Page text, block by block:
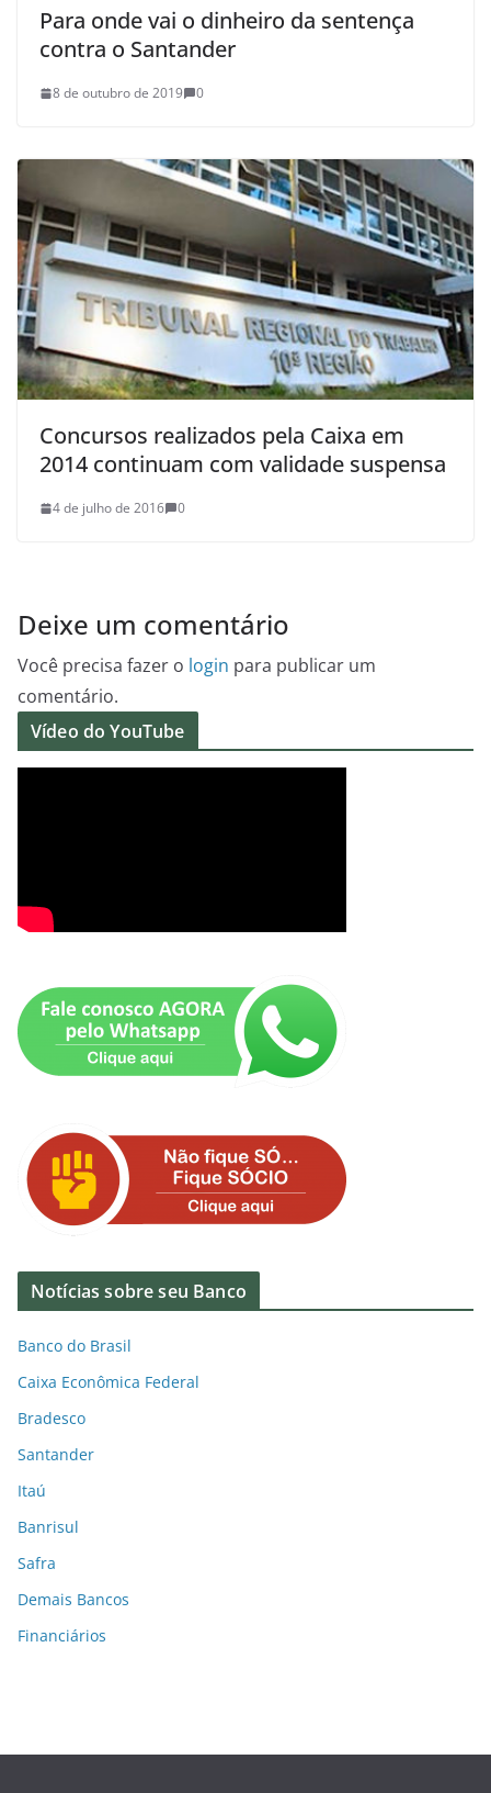
Para onde vai o dinheiro da sentença
contra o Santander
8 de outubro de 2019 0
Concursos realizados pela Caixa em
2014 continuam com validade suspensa
4 de julho de 2016 0
Deixe um comentário
Você precisa fazer o login para publicar um
comentário.
Vídeo do YouTube
Notícias sobre seu Banco
Banco do Brasil
Caixa Econômica Federal
Bradesco
Santander
Itaú
Banrisul
Safra
Demais Bancos
Financiários